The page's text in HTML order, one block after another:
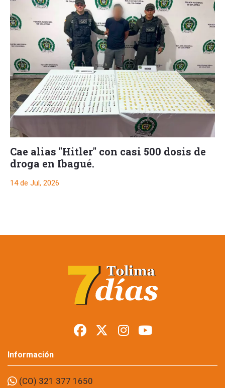
Cae alias "Hitler" con casi 500 dosis de
droga en Ibagué.
14 de Jul, 2026
refuerzan seguridad
y recuperan espacio
público en el centro